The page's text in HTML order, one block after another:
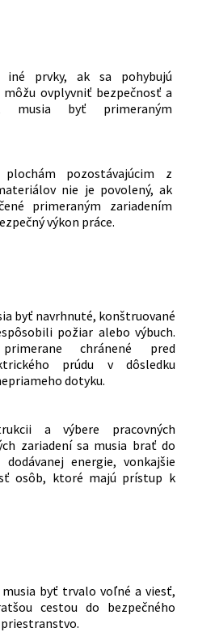
iné prvky, ak sa pohybujú
ovplyvniť bezpečnosť a
musia byť primeraným
pozostávajúcim z
nie je povolený, ak
primeraným zariadením
výkon práce.
byť navrhnuté, konštruované
požiar alebo výbuch.
chránené pred
prúdu v dôsledku
dotyku.
a výbere pracovných
zariadení sa musia brať do
energie, vonkajšie
osôb, ktoré majú prístup k
musia byť trvalo voľné a viesť,
cestou do bezpečného